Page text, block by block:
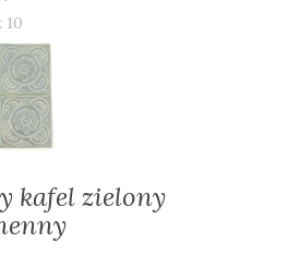
kafel zielony